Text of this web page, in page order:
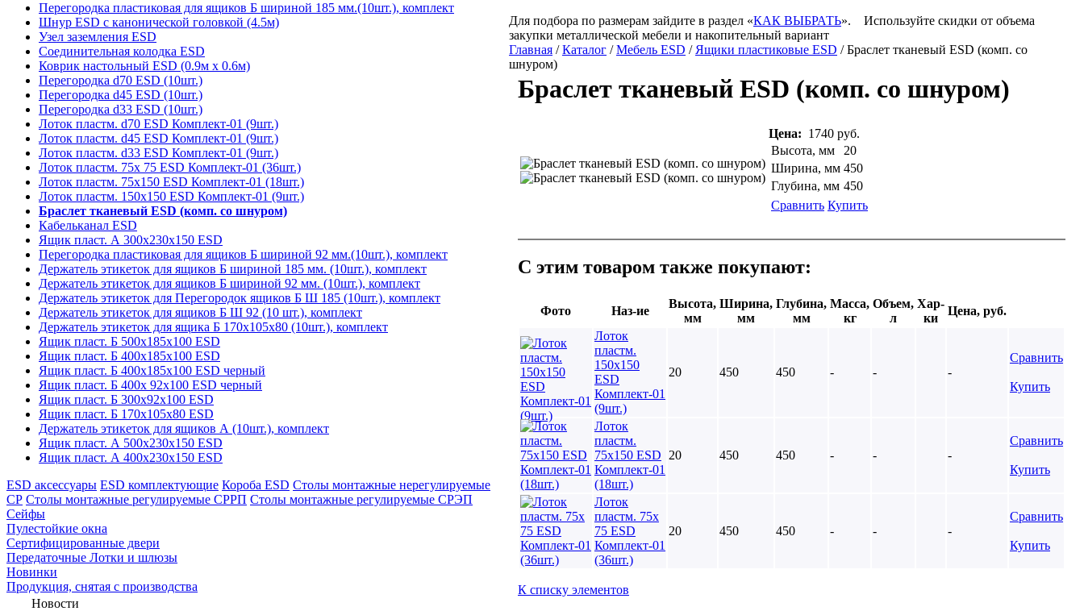
Перегородка пластиковая для ящиков Б шириной 185 мм.(10шт.), комплект
Шнур ESD с канонической головкой (4.5м)
Узел заземления ESD
Соединительная колодка ESD
Коврик настольный ESD (0.9м х 0.6м)
Перегородка d70 ESD (10шт.)
Перегородка d45 ESD (10шт.)
Перегородка d33 ESD (10шт.)
Лоток пластм. d70 ESD Комплект-01 (9шт.)
Лоток пластм. d45 ESD Комплект-01 (9шт.)
Лоток пластм. d33 ESD Комплект-01 (9шт.)
Лоток пластм. 75х 75 ESD Комплект-01 (36шт.)
Лоток пластм. 75х150 ESD Комплект-01 (18шт.)
Лоток пластм. 150х150 ESD Комплект-01 (9шт.)
Браслет тканевый ESD (комп. со шнуром)
Кабельканал ESD
Ящик пласт. А 300х230х150 ESD
Перегородка пластиковая для ящиков Б шириной 92 мм.(10шт.), комплект
Держатель этикеток для ящиков Б шириной 185 мм. (10шт.), комплект
Держатель этикеток для ящиков Б шириной 92 мм. (10шт.), комплект
Держатель этикеток для Перегородок ящиков Б Ш 185 (10шт.), комплект
Держатель этикеток для ящиков Б Ш 92 (10 шт.), комплект
Держатель этикеток для ящика Б 170х105х80 (10шт.), комплект
Ящик пласт. Б 500х185х100 ESD
Ящик пласт. Б 400х185х100 ESD
Ящик пласт. Б 400х185х100 ESD черный
Ящик пласт. Б 400х 92х100 ESD черный
Ящик пласт. Б 300х92х100 ESD
Ящик пласт. Б 170х105х80 ESD
Держатель этикеток для ящиков А (10шт.), комплект
Ящик пласт. А 500х230х150 ESD
Ящик пласт. А 400х230х150 ESD
ESD аксессуары ESD комплектующие Короба ESD Столы монтажные нерегулируемые
СР Столы монтажные регулируемые СРРП Столы монтажные регулируемые СРЭП
Сейфы
Пулестойкие окна
Сертифицированные двери
Передаточные Лотки и шлюзы
Новинки
Продукция, снятая с производства
Новости
Для подбора по размерам зайдите в раздел «КАК ВЫБРАТЬ».
Используйте скидки от объема
закупки металлической мебели и накопительный вариант
Главная /Каталог /Мебель ESD / Ящики пластиковые ESD / Браслет тканевый ESD (комп. со
шнуром)
Браслет тканевый ESD (комп. со шнуром)
Цена: 1740 руб.
Высота, мм
20
Ширина, мм 450
Глубина, мм 450
Сравнить Купить
С этим товаром также покупают:
Фото Наз-ие
Высота,
мм
Ширина,
мм
Глубина,
мм
Масса,
кг
Объем,
л
Хар-
ки
Цена, руб.
Лоток
пластм.
150х150
ESD
Комплект-01
(9шт.)
20 450 450 - - -
Сравнить
Купить
Лоток
пластм.
75х150 ESD
Комплект-01
(18шт.)
20 450 450 - - -
Сравнить
Купить
Лоток
пластм. 75х
75 ESD
Комплект-01
(36шт.)
20 450 450 - - -
Сравнить
Купить
К списку элементов